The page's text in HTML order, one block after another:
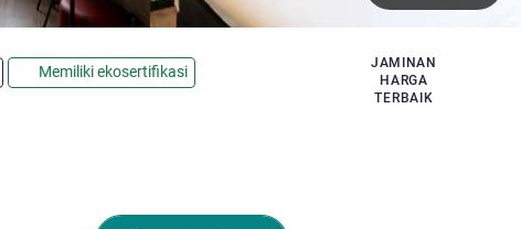
Memiliki ekosertifikasi
JAMINAN
HARGA
TERBAIK